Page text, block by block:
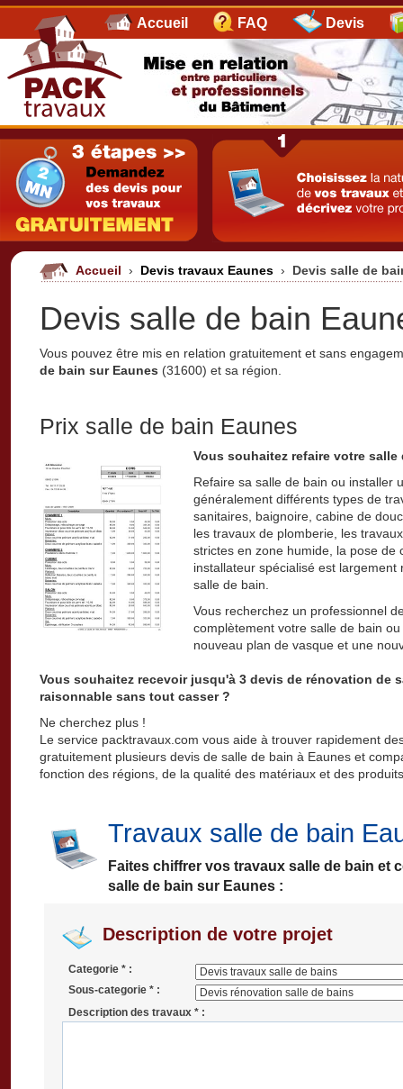
Accueil FAQ Devis
Accueil › Devis travaux Eaunes › Devis salle de
Devis salle de bain
Vous pouvez être mis en relation gratuitement et sans
de bain sur Eaunes (31600) et sa région.
Prix salle de bain Eaunes
Vous souhaitez refaire votre salle
Refaire sa salle de bain ou installer
généralement différents types de
sanitaires, baignoire, cabine de
les travaux de plomberie, les
strictes en zone humide, la pose
installateur spécialisé est
salle de bain.
Vous recherchez un professionnel
complètement votre salle de bain
nouveau plan de vasque et une
Vous souhaitez recevoir jusqu'à 3 devis de rénovation de
raisonnable sans tout casser ?
Ne cherchez plus !
Le service packtravaux.com vous aide à trouver rapidement
gratuitement plusieurs devis de salle de bain à Eaunes et
fonction des régions, de la qualité des matériaux et des
Travaux salle de bain
Faites chiffrer vos travaux salle de bain et
salle de bain sur Eaunes :
Description de votre projet
Categorie * :
Sous-categorie * :
Description des travaux * :